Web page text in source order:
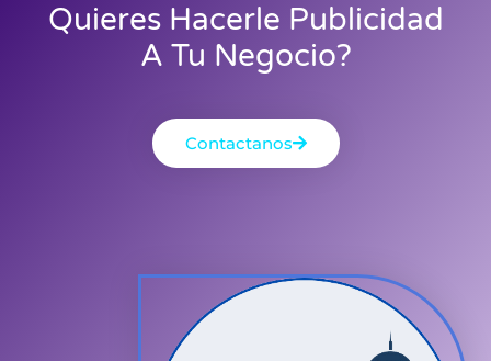
Quieres Hacerle Publicidad
A Tu Negocio?
Contactanos